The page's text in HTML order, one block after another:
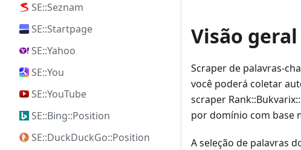
SE::Seznam
SE::Startpage
SE::Yahoo
SE::You
SE::YouTube
SE::Bing::Position
SE::DuckDuckGo::Position
Visão
Scraper de palavras-
você poderá coletar
scraper
por domínio com base
A seleção de palavras